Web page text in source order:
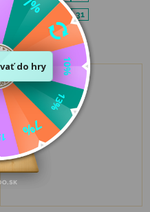
27
28 29
31
32
33